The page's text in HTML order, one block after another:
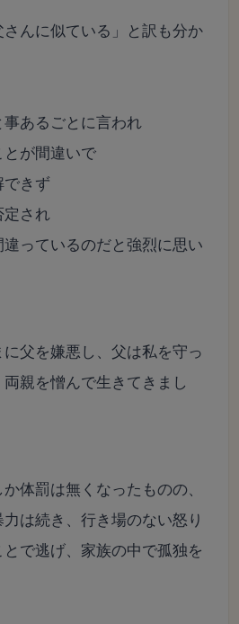
んに似ている」と訳も分か
あるごとに言われ
が間違いで
できず
定され
っているのだと強烈に思い
父を嫌悪し、父は私を守っ
親を憎んで生きてきまし
体罰は無くなったものの、
は続き、 行き場のない怒り
で逃げ、家族の中で孤独を